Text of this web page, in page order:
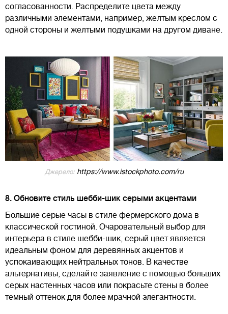
согласованности. Распределите цвета между
различными элементами, например, желтым креслом с
одной стороны и желтыми подушками на другом диване.
Джерело:https://www.istockphoto.com/ru
8. Обновите стиль шебби-шик серыми акцентами
Большие серые часы в стиле фермерского дома в
классической гостиной. Очаровательный выбор для
интерьера в стиле шебби-шик, серый цвет является
идеальным фоном для деревянных акцентов и
успокаивающих нейтральных тонов. В качестве
альтернативы, сделайте заявление с помощью больших
серых настенных часов или покрасьте стены в более
темный оттенок для более мрачной элегантности.